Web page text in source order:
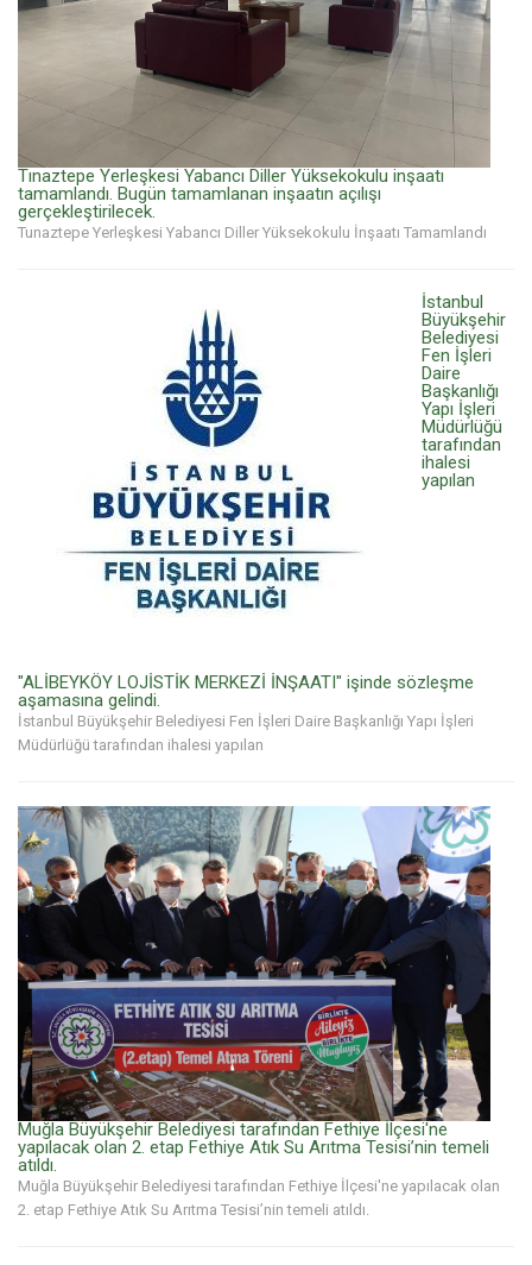
Tınaztepe Yerleşkesi Yabancı Diller Yüksekokulu inşaatı
tamamlandı. Bugün tamamlanan inşaatın açılışı
gerçekleştirilecek.
Tunaztepe Yerleşkesi Yabancı Diller Yüksekokulu İnşaatı Tamamlandı
İstanbul
Büyükşehir
Belediyesi
Fen İşleri
Daire
Başkanlığı
Yapı İşleri
Müdürlüğü
tarafından
ihalesi
yapılan
"ALİBEYKÖY LOJİSTİK MERKEZİ İNŞAATI" işinde sözleşme
aşamasına gelindi.
İstanbul Büyükşehir Belediyesi Fen İşleri Daire Başkanlığı Yapı İşleri
Müdürlüğü tarafından ihalesi yapılan
Muğla Büyükşehir Belediyesi tarafından Fethiye İlçesi'ne
yapılacak olan 2. etap Fethiye Atık Su Arıtma Tesisi’nin temeli
atıldı.
Muğla Büyükşehir Belediyesi tarafından Fethiye İlçesi'ne yapılacak olan
2. etap Fethiye Atık Su Arıtma Tesisi’nin temeli atıldı.